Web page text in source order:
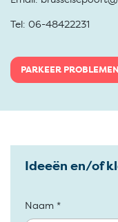
Tel: 06-48422231
PARKEER
Ideeën en/of
Naam *